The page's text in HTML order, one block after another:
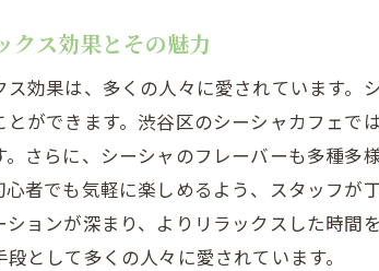
渋谷のシー
シーシャと
シーシャの
シーシャカ
渋谷のシー
クス効果とその魅力
ス効果は、多くの人々に愛されています
とができます。渋谷区のシーシャカフェ
。さらに、シーシャのフレーバーも多種
心者でも気軽に楽しめるよう、スタッフ
ションが深まり、よりリラックスした時
として多くの人々に愛されています。